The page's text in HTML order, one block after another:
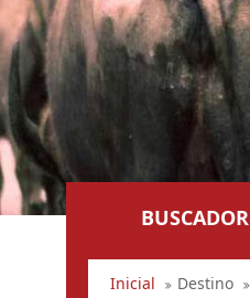
BUSCADOR
Inicial Destino